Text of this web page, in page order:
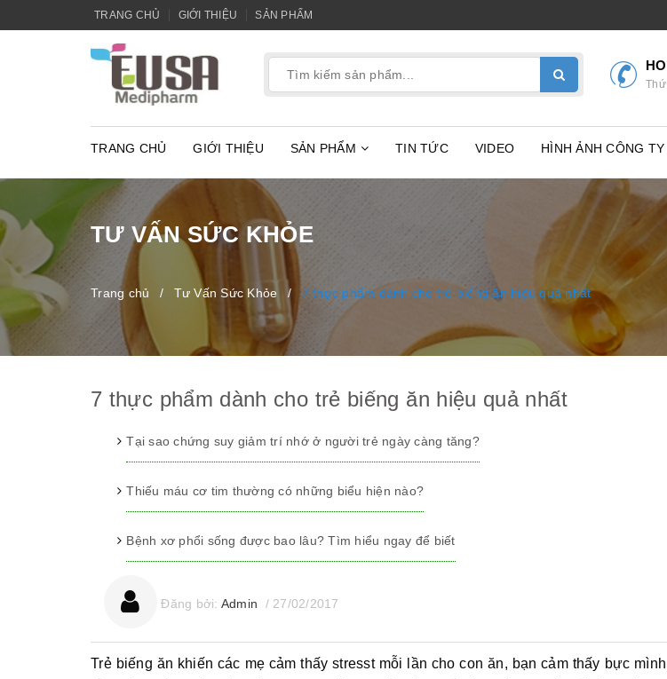
TRANG CHỦ GIỚI THIỆU SẢN PHẨM
TRANG CHỦ GIỚI THIỆU SẢN PHẨM TIN TỨC VIDEO HÌNH ẢNH CÔNG TY
TƯ VẤN SỨC KHỎE
Trang chủ / Tư Vấn Sức Khỏe / 7 thực phẩm dành cho trẻ biếng ăn hiệu quả nhất
7 thực phẩm dành cho trẻ biếng ăn hiệu quả nhất
Tại sao chứng suy giảm trí nhớ ở người trẻ ngày càng tăng?
Thiếu máu cơ tim thường có những biểu hiện nào?
Bệnh xơ phổi sống được bao lâu? Tìm hiểu ngay để biết
Đăng bởi: Admin / 27/02/2017
Trẻ biếng ăn khiến các mẹ cảm thấy stresst mỗi lần cho con ăn, bạn cảm thấy bực